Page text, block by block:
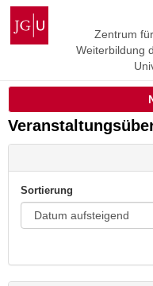
Zum
Inhalt
springen
Johannes
Gutenberg-
Universität
Zentrum
Weiterbildung
Sortierung